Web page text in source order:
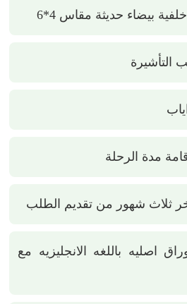
بيضاء حديثة مقاس 4*6
التأشيرة
مدة الرحلة
ثلاث شهور من تقديم الطلب
اصليه باللغه الانجليزيه مع